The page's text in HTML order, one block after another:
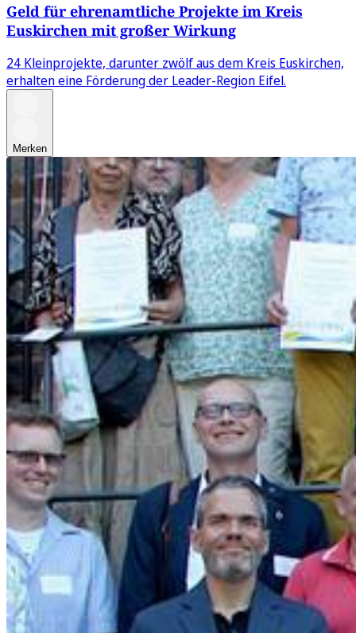
Geld für ehrenamtliche Projekte im Kreis
Euskirchen mit großer Wirkung
24 Kleinprojekte, darunter zwölf aus dem Kreis Euskirchen,
erhalten eine Förderung der Leader-Region Eifel.
Merken